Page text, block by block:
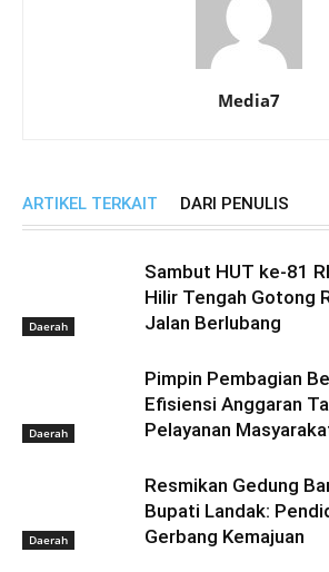
Media7
ARTIKEL TERKAIT DARI PENULIS
Daerah
Sambut HUT ke-81
Hilir Tengah Gotong
Jalan Berlubang
Daerah
Pimpin Pembagian
Efisiensi Anggaran
Pelayanan
Daerah
Resmikan Gedung
Bupati Landak:
Gerbang Kemajuan